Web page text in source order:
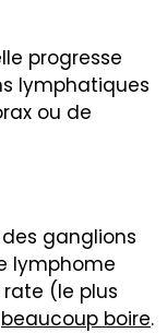
progresse
lymphatiques
ou de
ganglions
lymphome
(le plus
beaucoup boire.